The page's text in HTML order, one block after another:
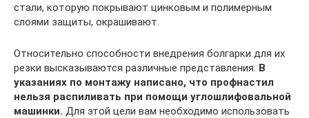
стали, которую покрывают цинковым и полимерным
слоями защиты, окрашивают.
Относительно способности внедрения болгарки для их
резки высказываются различные представления. В
указаниях по монтажу написано, что профнастил
нельзя распиливать при помощи углошлифовальной
машинки. Для этой цели вам необходимо использовать